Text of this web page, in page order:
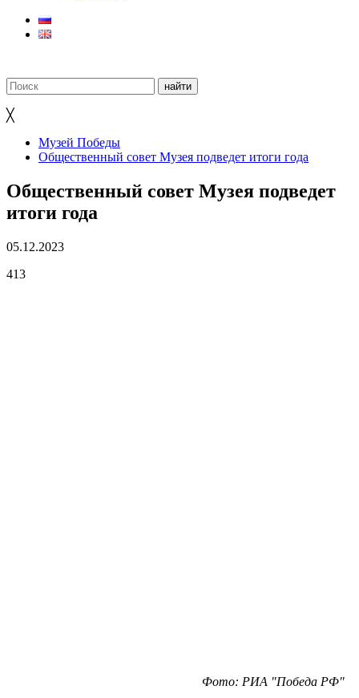
╳
Музей Победы
Общественный совет Музея подведет итоги года
Общественный совет Музея подведет
итоги года
05.12.2023
413
Фото: РИА "Победа РФ"